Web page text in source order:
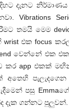
දැනට
Vibrations
තමයි මෙම
එක focus
වෙන්නේ එක
කර app එකක්
අතෙහි
පසු
දැක ගන්නට පුලුවන්.